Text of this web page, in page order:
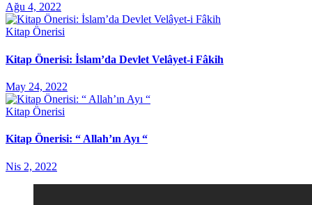
Ağu 4, 2022
Kitap Önerisi
Kitap Önerisi: İslam’da Devlet Velâyet-i Fâkih
May 24, 2022
Kitap Önerisi
Kitap Önerisi: “ Allah’ın Ayı “
Nis 2, 2022